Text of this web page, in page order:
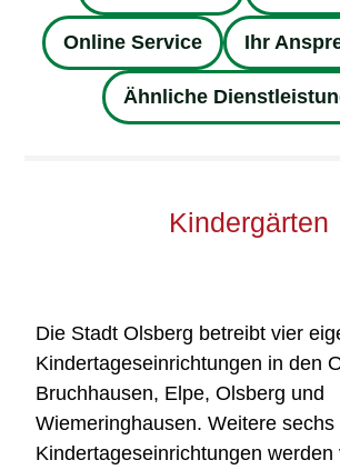
Online Service Ihr
Ähnliche
Kindergärten
Die Stadt Olsberg betreibt vier
Kindertageseinrichtungen in den
Bruchhausen, Elpe, Olsberg und
Wiemeringhausen. Weitere sechs
Kindertageseinrichtungen werden